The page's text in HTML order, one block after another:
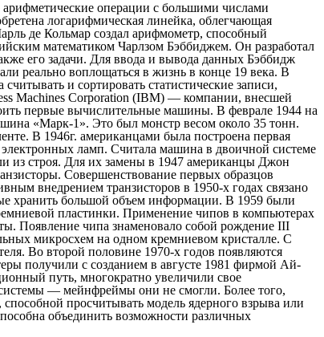
операции с большими числами
логарифмическая линейка, облегчающая
де Кольмар создал арифмометр, способный
математиком Чарлзом Бэббиджем. Он разработал
его задачи. Для ввода и вывода данных Бэббидж
реально воплощаться в жизнь в конце 19 века. В
и сортировать статистические записи,
Machines Corporation (IBM) — компании, внесшей
первые вычислительные машины. В феврале 1944 на
«Марк-1». Это был монстр весом около 35 тонн.
В 1946г. американцами была построена первая
ламп. Считала машина в двоичной системе
из строя. Для их замены в 1947 американцы Джон
Совершенствование первых образцов
внедрением транзисторов в 1950-х годах связано
хранить большой объем информации. В 1959 были
пластинки. Применение чипов в компьютерах
Появление чипа знаменовало собой рождение III
микросхем на одном кремниевом кристалле. С
Во второй половине 1970-х годов появляются
получили с созданием в августе 1981 фирмой Ай-
путь, многократно увеличили свое
— мейнфреймы они не смогли. Более того,
просчитывать модель ядерного взрыва или
объединить возможности различных